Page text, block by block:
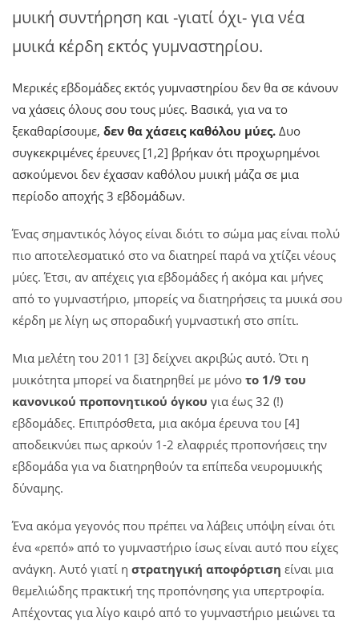
μυική συντήρηση και -γιατί όχι- για νέα
μυικά κέρδη εκτός γυμναστηρίου.
Μερικές εβδομάδες εκτός γυμναστηρίου δεν θα σε κάνουν
να χάσεις όλους σου τους μύες. Βασικά, για να το
ξεκαθαρίσουμε, δεν θα χάσεις καθόλου μύες. Δυο
συγκεκριμένες έρευνες [1,2] βρήκαν ότι προχωρημένοι
ασκούμενοι δεν έχασαν καθόλου μυική μάζα σε μια
περίοδο αποχής 3 εβδομάδων.
Ένας σημαντικός λόγος είναι διότι το σώμα μας είναι πολύ
πιο αποτελεσματικό στο να διατηρεί παρά να χτίζει νέους
μύες. Έτσι, αν απέχεις για εβδομάδες ή ακόμα και μήνες
από το γυμναστήριο, μπορείς να διατηρήσεις τα μυικά σου
κέρδη με λίγη ως σποραδική γυμναστική στο σπίτι.
Μια μελέτη του 2011 [3] δείχνει ακριβώς αυτό. Ότι η
μυικότητα μπορεί να διατηρηθεί με μόνο το 1/9 του
κανονικού προπονητικού όγκου για έως 32 (!)
εβδομάδες. Επιπρόσθετα, μια ακόμα έρευνα του [4]
αποδεικνύει πως αρκούν 1-2 ελαφριές προπονήσεις την
εβδομάδα για να διατηρηθούν τα επίπεδα νευρομυικής
δύναμης.
Ένα ακόμα γεγονός που πρέπει να λάβεις υπόψη είναι ότι
ένα «ρεπό» από το γυμναστήριο ίσως είναι αυτό που είχες
ανάγκη. Αυτό γιατί η στρατηγική αποφόρτιση είναι μια
θεμελιώδης πρακτική της προπόνησης για υπερτροφία.
Απέχοντας για λίγο καιρό από το γυμναστήριο μειώνει τα